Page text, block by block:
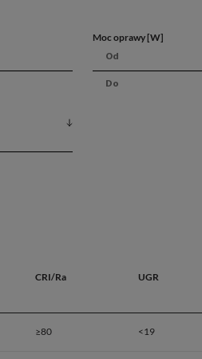
Moc oprawy [W]
CRI/Ra UGR
≥80 <19